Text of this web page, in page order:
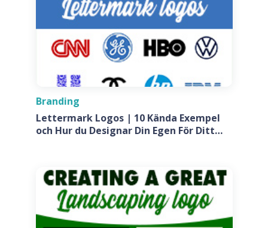
Branding
Lettermark Logos | 10 Kända Exempel
och Hur du Designar Din Egen För Ditt